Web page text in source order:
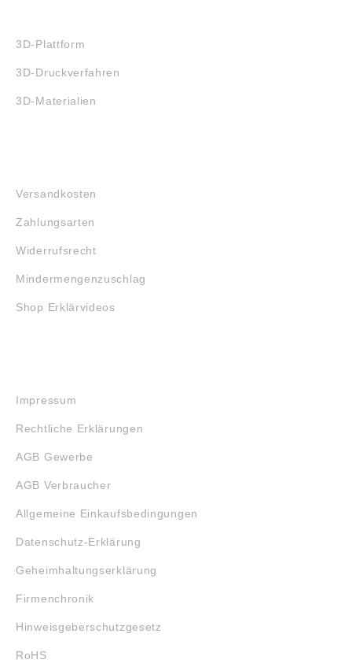
3D-Plattform
3D-Druckverfahren
3D-Materialien
Versandkosten
Zahlungsarten
Widerrufsrecht
Mindermengenzuschlag
Shop Erklärvideos
Impressum
Rechtliche Erklärungen
AGB Gewerbe
AGB Verbraucher
Allgemeine Einkaufsbedingungen
Datenschutz-Erklärung
Geheimhaltungserklärung
Firmenchronik
Hinweisgeberschutzgesetz
RoHS